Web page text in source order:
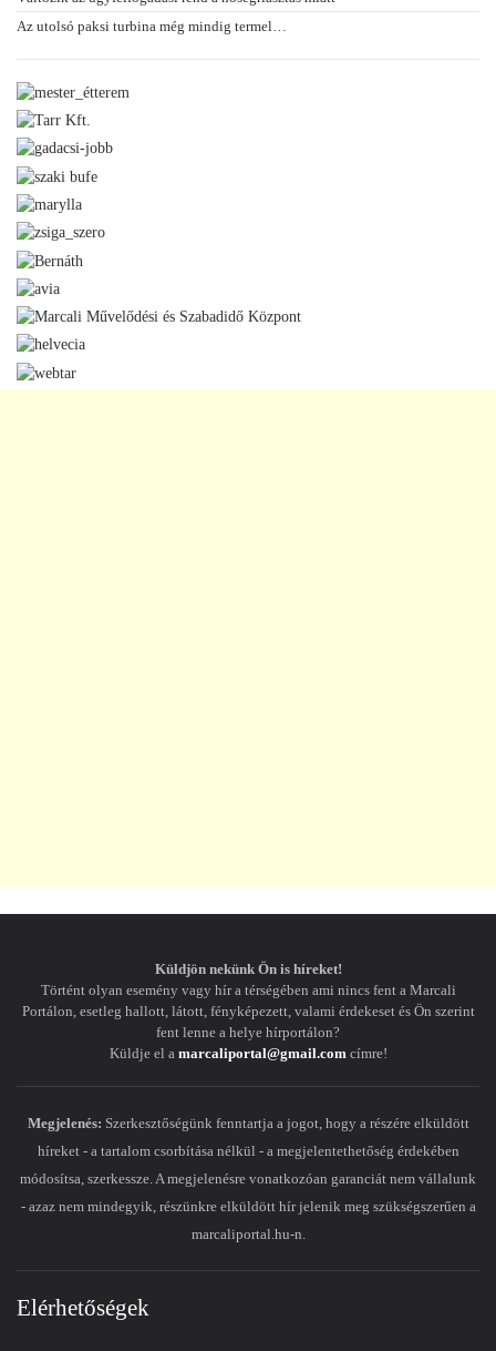
Az utolsó paksi turbina még mindig termel…
Küldjön nekünk Ön is híreket!
Történt olyan esemény vagy hír a térségében ami nincs fent a Marcali
Portálon, esetleg hallott, látott, fényképezett, valami érdekeset és Ön szerint
fent lenne a helye hírportálon?
Küldje el a marcaliportal@gmail.com címre!
Megjelenés: Szerkesztőségünk fenntartja a jogot, hogy a részére elküldött
híreket - a tartalom csorbítása nélkül - a megjelentethetőség érdekében
módosítsa, szerkessze. A megjelenésre vonatkozóan garanciát nem vállalunk
- azaz nem mindegyik, részünkre elküldött hír jelenik meg szükségszerűen a
marcaliportal.hu-n.
Elérhetőségek